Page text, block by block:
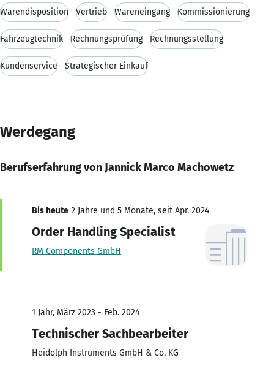
Warendisposition Vertrieb Wareneingang Kommissionierung
Fahrzeugtechnik Rechnungsprüfung Rechnungsstellung
Kundenservice Strategischer Einkauf
Werdegang
Berufserfahrung von Jannick Marco Machowetz
Bis heute 2 Jahre und 5 Monate, seit Apr. 2024
Order Handling Specialist
RM Components GmbH
1 Jahr, März 2023 - Feb. 2024
Technischer Sachbearbeiter
Heidolph Instruments GmbH & Co. KG